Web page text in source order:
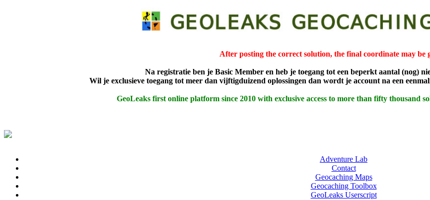
After posting the correct solution, the final coordinate may be
Na registratie ben je Basic Member en heb je toegang tot een beperkt aantal (nog)
Wil je exclusieve toegang tot meer dan vijftigduizend oplossingen dan wordt je account na een
GeoLeaks first online platform since 2010 with exclusive access to more than fifty thousand
Adventure Lab
Contact
Geocaching Maps
Geocaching Toolbox
GeoLeaks Userscript